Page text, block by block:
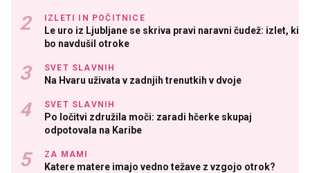
IZLETI IN POČITNICE
Le uro iz Ljubljane se skriva pravi naravni čudež: izlet, ki
bo navdušil otroke
SVET SLAVNIH
Na Hvaru uživata v zadnjih trenutkih v dvoje
SVET SLAVNIH
Po ločitvi združila moči: zaradi hčerke skupaj
odpotovala na Karibe
ZA MAMI
Katere matere imajo vedno težave z vzgojo otrok?